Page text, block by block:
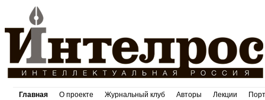
Главная О проекте Журнальный клуб Авторы Лекции